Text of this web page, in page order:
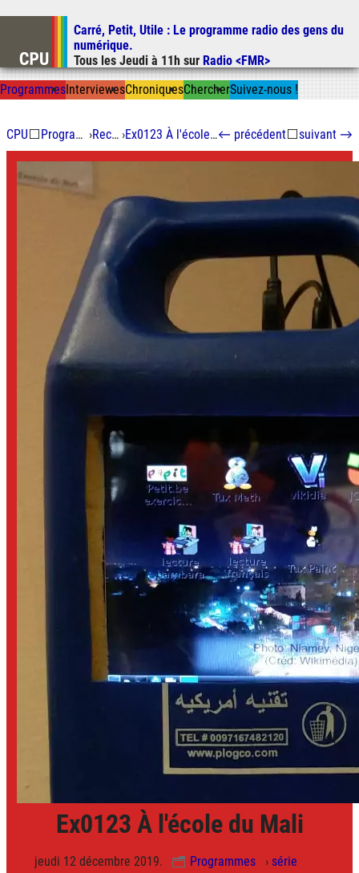
Aller au contenu
Aller à la recherche
Carré, Petit, Utile : Le programme radio des gens du
numérique.
Tous les Jeudi à 11h sur Radio <FMR>
ProgrammesInterviewesChroniquesChercherSuivez-nous !
CPU⬜ Programmes › Recycle › Ex0123 À l'école du Mali← précédent⬜suivant →
Ex0123 À l'école du Mali
jeudi 12 décembre 2019. Programmes › série